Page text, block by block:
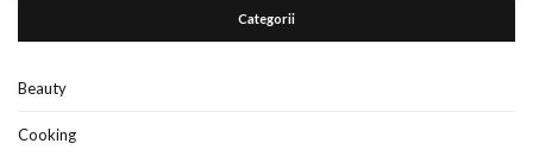
Categorii
Beauty
Cooking